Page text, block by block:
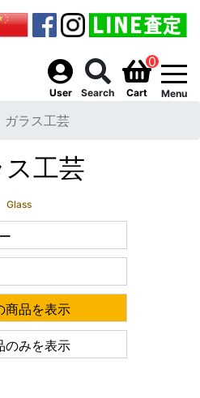
User Search
0
Cart Menu
ガラス工芸
ス工芸
Glass
商品を表示
のみを表示